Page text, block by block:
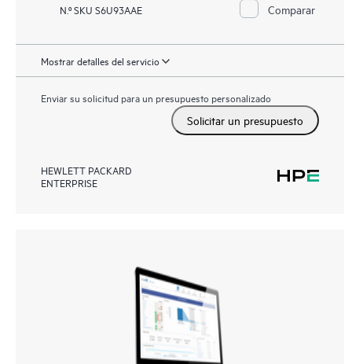
N.º SKU S6U93AAE Comparar
Mostrar detalles del servicio
Enviar su solicitud para un presupuesto personalizado
Solicitar un presupuesto
HEWLETT PACKARD
ENTERPRISE